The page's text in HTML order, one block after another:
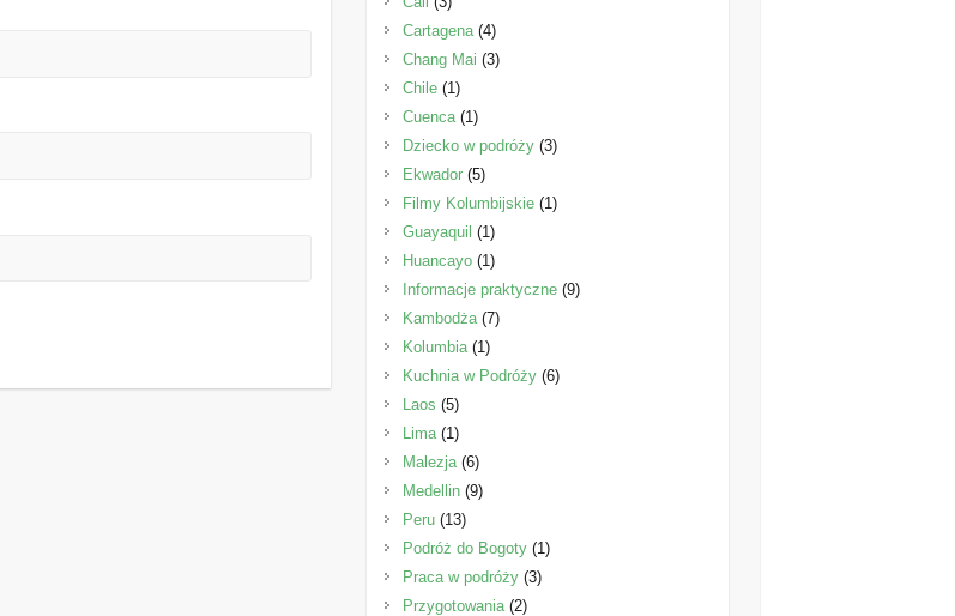
Cartagena(4)
Chang Mai (3)
Chile(1)
Cuenca(1)
Dziecko w podróży(3)
Ekwador(5)
Filmy Kolumbijskie(1)
Guayaquil (1)
Huancayo(1)
Informacje praktyczne(9)
Kambodża(7)
Kolumbia(1)
Kuchnia w Podróży(6)
Laos (5)
Lima(1)
Malezja(6)
Medellin(9)
Peru(13)
Podróż do Bogoty(1)
Praca w podróży(3)
Przygotowania(2)